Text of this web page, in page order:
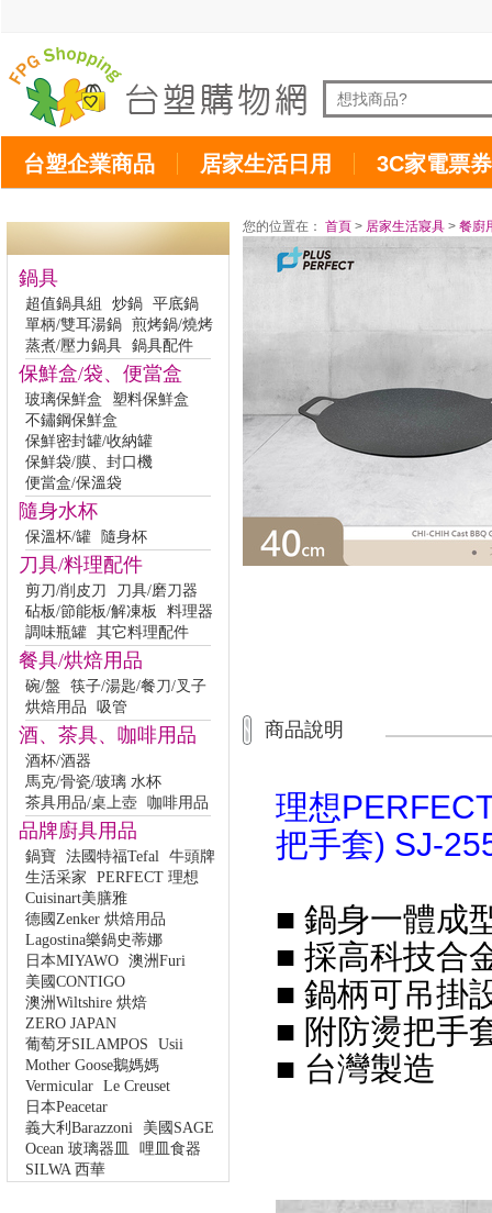
台塑企業商品 居家生活日用 3C家電票券
鍋具
超值鍋具組 炒鍋 平底鍋
單柄/雙耳湯鍋 煎烤鍋/燒烤
蒸煮/壓力鍋具 鍋具配件
保鮮盒/袋、便當盒
玻璃保鮮盒
塑料保鮮盒
不鏽鋼保鮮盒
保鮮密封罐/收納罐
保鮮袋/膜、封口機
便當盒/保溫袋
隨身水杯
保溫杯/罐 隨身杯
刀具/料理配件
剪刀/削皮刀
刀具/磨刀器
砧板/節能板/解凍板
料理器
調味瓶罐 其它料理配件
餐具/烘焙用品
碗/盤
筷子/湯匙/餐刀/叉子
烘焙用品
吸管
酒、茶具、咖啡用品
酒杯/酒器
馬克/骨瓷/玻璃 水杯
茶具用品/桌上壺 咖啡用品
品牌廚具用品
鍋寶 法國特福Tefal 牛頭牌
生活采家
PERFECT 理想
Cuisinart美膳雅
德國Zenker 烘焙用品
Lagostina樂鍋史蒂娜
日本MIYAWO 澳洲Furi
美國CONTIGO
澳洲Wiltshire 烘焙
ZERO JAPAN
葡萄牙SILAMPOS
Usii
Mother Goose鵝媽媽
Vermicular Le Creuset
日本Peacetar
義大利Barazzoni
美國SAGE
Ocean 玻璃器皿
哩皿食器
SILWA 西華
您的位置在： 首頁 > 居家生活寢具 > 餐廚
商品說明
理想
把手套) SJ-
■ 鍋身一體成
■ 採高科技合
■ 鍋柄可吊掛
■ 附防燙把手
■ 台灣製造